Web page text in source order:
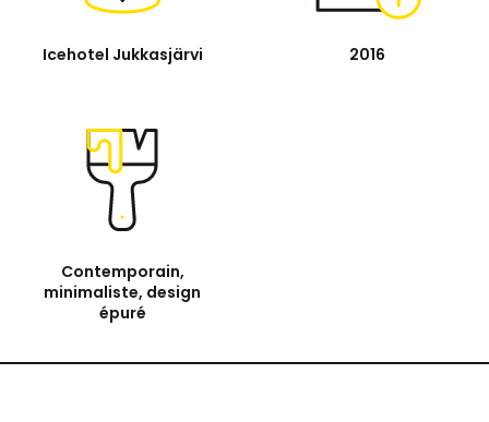
Icehotel Jukkasjärvi 2016
Contemporain,
minimaliste, design
épuré